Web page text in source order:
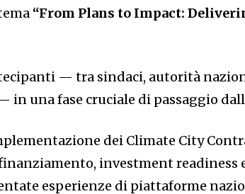
“From Plans to Impact:
— tra sindaci, autorità
una fase cruciale di passaggio
dei Climate City
investment
esperienze di piattaforme